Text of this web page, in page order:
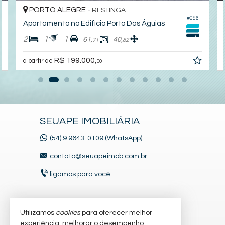
#096
PORTO ALEGRE - RESTINGA
Apartamento no Edifício Porto Das Águias
2 1 1 61,71 40,82
a partir de R$ 199.000,00
SEUAPE IMOBILIÁRIA
(54) 9.9643-0109 (WhatsApp)
contato@seuapeimob.com.br
ligamos para você
Utilizamos cookiespara oferecer melhor
experiência, melhorar o desempenho,